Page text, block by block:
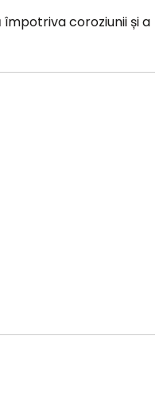
coroziunii și a